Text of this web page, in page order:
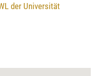
der Universität